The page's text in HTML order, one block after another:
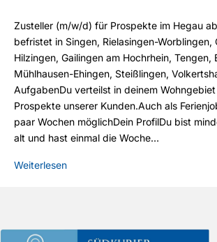
Zusteller (m/w/d) für Prospekte im Hegau
befristet in Singen, Rielasingen-Worblingen,
Hilzingen, Gailingen am Hochrhein, Tengen,
Mühlhausen-Ehingen, Steißlingen,
AufgabenDu verteilst in deinem
Prospekte unserer Kunden.Auch als
paar Wochen möglichDein ProfilDu bist
alt und hast einmal die Woche…
Weiterlesen